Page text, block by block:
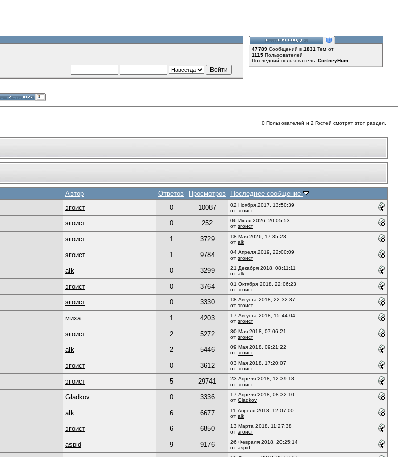
47789 Сообщений в 1831 Тем от
1115 Пользователей
Последний пользователь: CortneyHum
0 Пользователей и 2 Гостей смотрят этот раздел.
Автор Ответов Просмотров
Последнее сообщение
эгоист 0 10087
02 Ноября 2017, 13:50:39
от эгоист
эгоист 0 252
06 Июля 2026, 20:05:53
от эгоист
эгоист 1 3729
18 Мая 2026, 17:35:23
от alk
эгоист 1 9784
04 Апреля 2019, 22:00:09
от эгоист
alk 0 3299
21 Декабря 2018, 08:11:11
от alk
эгоист 0 3764
01 Октября 2018, 22:06:23
от эгоист
эгоист 0 3330
18 Августа 2018, 22:32:37
от эгоист
миха 1 4203
17 Августа 2018, 15:44:04
от эгоист
эгоист 2 5272
30 Мая 2018, 07:06:21
от эгоист
alk 2 5446
09 Мая 2018, 09:21:22
от эгоист
эгоист 0 3612
03 Мая 2018, 17:20:07
от эгоист
эгоист 5 29741
23 Апреля 2018, 12:39:18
от эгоист
Gladkov 0 3336
17 Апреля 2018, 08:32:10
от Gladkov
alk 6 6677
11 Апреля 2018, 12:07:00
от alk
эгоист 6 6850
13 Марта 2018, 11:27:38
от эгоист
aspid 9 9176
26 Февраля 2018, 20:25:14
от aspid